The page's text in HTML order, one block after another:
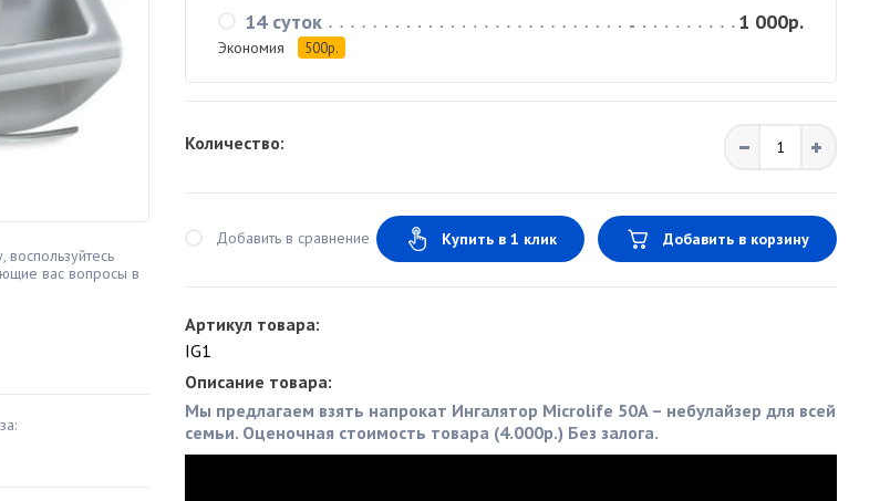
воспользуйтесь
вас вопросы в
14 суток 1 000р.
Экономия 500р.
Количество:
Добавить в сравнение Купить в 1 клик Добавить в корзину
Артикул товара:
IG1
Описание товара:
Мы предлагаем взять напрокат Ингалятор Microlife 50A – небулайзер для всей
семьи. Оценочная стоимость товара (4.000р.) Без залога.